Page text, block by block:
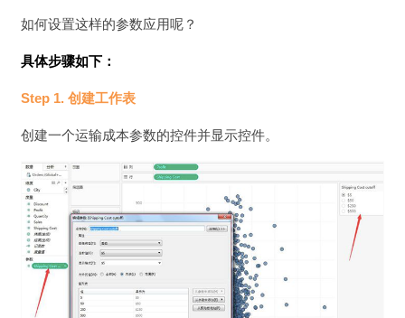
如何设置这样的参数应用呢？
具体步骤如下：
Step 1. 创建工作表
创建一个运输成本参数的控件并显示控件。